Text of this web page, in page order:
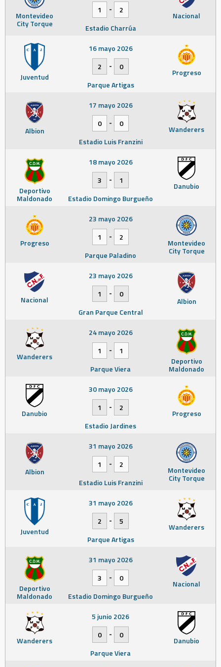
Montevideo
City Torque
Nacional
1 -
2
Estadio Charrúa
Juventud Progreso
16 mayo 2026
2
-
0
Parque Artigas
Albion Wanderers
17 mayo 2026
0
-
0
Estadio Luis Franzini
Deportivo
Maldonado
Danubio
18 mayo 2026
3
-
1
Estadio Domingo Burgueño
Progreso Montevideo
City Torque
23 mayo 2026
1
-
2
Parque Paladino
Nacional Albion
23 mayo 2026
1
-
0
Gran Parque Central
Wanderers Deportivo
Maldonado
24 mayo 2026
1
-
1
Parque Viera
Danubio Progreso
30 mayo 2026
1
-
2
Estadio Jardines
Albion Montevideo
City Torque
31 mayo 2026
1
-
2
Estadio Luis Franzini
Juventud Wanderers
31 mayo 2026
2
-
5
Parque Artigas
Deportivo
Maldonado
Nacional
31 mayo 2026
3
-
0
Estadio Domingo Burgueño
Wanderers Danubio
5 junio 2026
0
-
0
Parque Viera